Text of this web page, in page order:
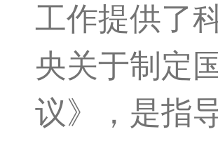
工作提供了
央关于制定
议》，是指